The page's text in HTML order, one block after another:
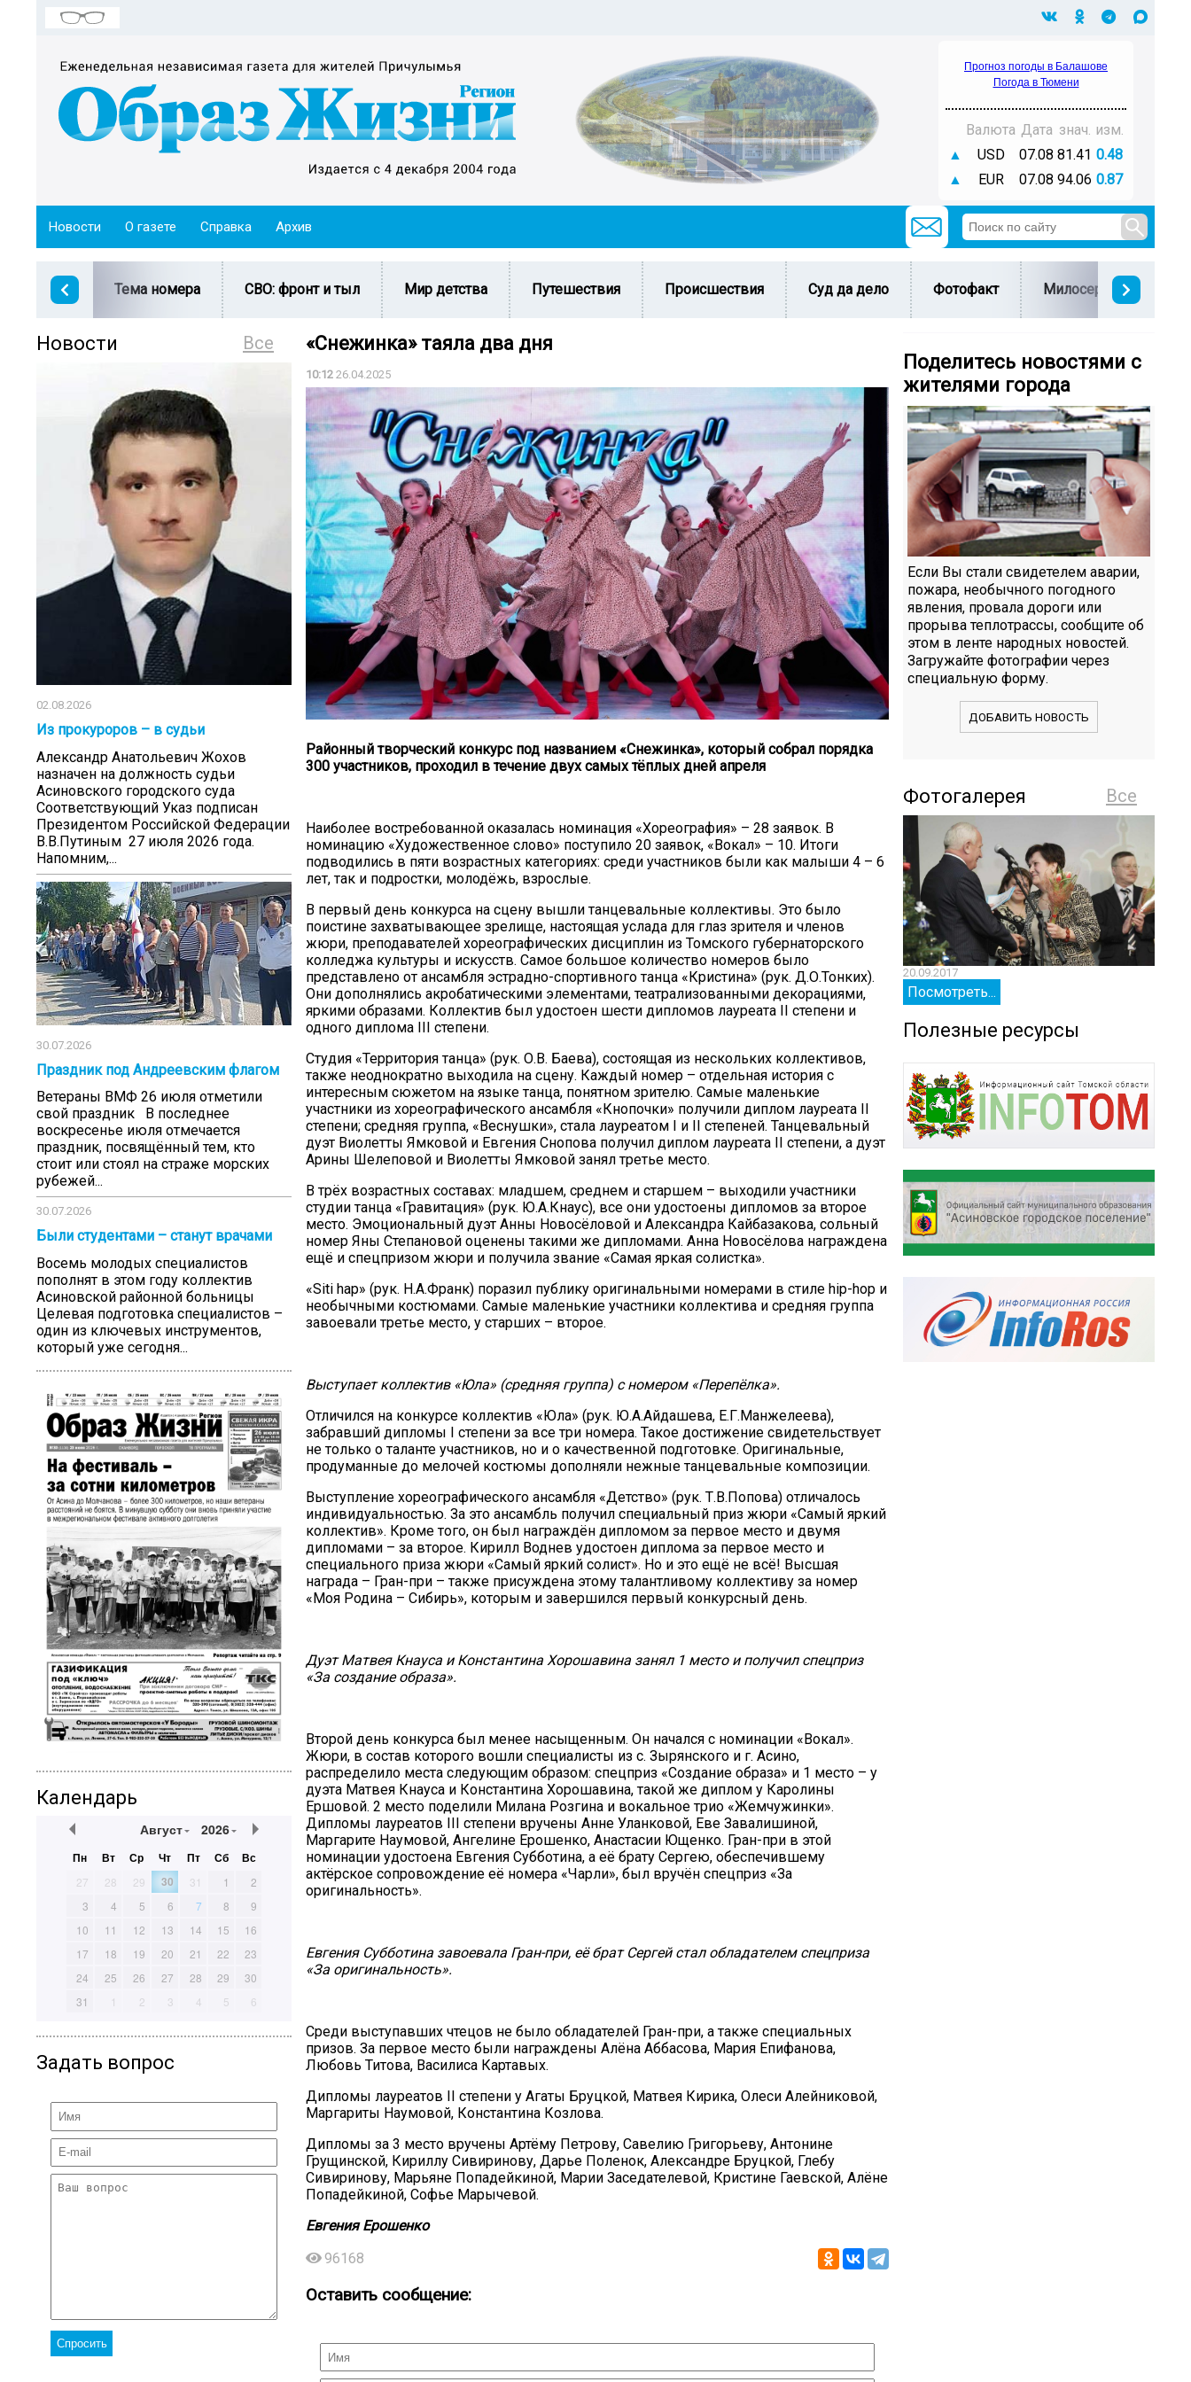
Прогноз погоды в Балашове
Погода в Тюмени
Валюта Дата знач. изм.
▲
USD 07.08 81.41 0.48
▲
EUR 07.08 94.06 0.87
Новости О газете Справка Архив
Тема номера СВО: фронт и тыл Мир детства Путешествия Происшествия Суд да дело Фотофакт Милосердие
Все
Новости
02.08.2026
Из прокуроров – в судьи
Александр Анатольевич Жохов
назначен на должность судьи
Асиновского городского суда
Соответствующий Указ подписан
Президентом Российской Федерации
В.В.Путиным 27 июля 2026 года.
Напомним,...
30.07.2026
Праздник под Андреевским флагом
Ветераны ВМФ 26 июля отметили
свой праздник В последнее
воскресенье июля отмечается
праздник, посвящённый тем, кто
стоит или стоял на страже морских
рубежей...
30.07.2026
Были студентами – станут врачами
Восемь молодых специалистов
пополнят в этом году коллектив
Асиновской районной больницы
Целевая подготовка специалистов –
один из ключевых инструментов,
который уже сегодня...
Календарь
Август 2026
Пн Вт Ср Чт Пт Сб Вс
27 28 29 30 31 1
2
3
4 5 6 7 8
9
10
11 12 13 14 15
16
17
18 19 20 21 22
23
24
25 26 27 28 29
30
31
1 2 3 4 5 6
Задать вопрос
«Снежинка» таяла два дня
10:12 26.04.2025
Районный творческий конкурс под названием «Снежинка», который собрал порядка
300 участников, проходил в течение двух самых тёплых дней апреля
Наиболее востребованной оказалась номинация «Хореография» – 28 заявок. В
номинацию «Художественное слово» поступило 20 заявок, «Вокал» – 10. Итоги
подводились в пяти возрастных категориях: среди участников были как малыши 4 – 6
лет, так и подростки, молодёжь, взрослые.
В первый день конкурса на сцену вышли танцевальные коллективы. Это было
поистине захватывающее зрелище, настоящая услада для глаз зрителя и членов
жюри, преподавателей хореографических дисциплин из Томского губернаторского
колледжа культуры и искусств. Самое большое количество номеров было
представлено от ансамбля эстрадно-спортивного танца «Кристина» (рук. Д.О.Тонких).
Они дополнялись акробатическими элементами, театрализованными декорациями,
яркими образами. Коллектив был удостоен шести дипломов лауреата II степени и
одного диплома III степени.
Студия «Территория танца» (рук. О.В. Баева), состоящая из нескольких коллективов,
также неоднократно выходила на сцену. Каждый номер – отдельная история с
интересным сюжетом на языке танца, понятном зрителю. Самые маленькие
участники из хореографического ансамбля «Кнопочки» получили диплом лауреата II
степени; средняя группа, «Веснушки», стала лауреатом I и II степеней. Танцевальный
дуэт Виолетты Ямковой и Евгения Снопова получил диплом лауреата II степени, а дуэт
Арины Шелеповой и Виолетты Ямковой занял третье место.
В трёх возрастных составах: младшем, среднем и старшем – выходили участники
студии танца «Гравитация» (рук. Ю.А.Кнаус), все они удостоены дипломов за второе
место. Эмоциональный дуэт Анны Новосёловой и Александра Кайбазакова, сольный
номер Яны Степановой оценены такими же дипломами. Анна Новосёлова награждена
ещё и спецпризом жюри и получила звание «Самая яркая солистка».
«Siti hap» (рук. Н.А.Франк) поразил публику оригинальными номерами в стиле hip-hop и
необычными костюмами. Самые маленькие участники коллектива и средняя группа
завоевали третье место, у старших – второе.
Выступает коллектив «Юла» (средняя группа) с номером «Перепёлка».
Отличился на конкурсе коллектив «Юла» (рук. Ю.А.Айдашева, Е.Г.Манжелеева),
забравший дипломы I степени за все три номера. Такое достижение свидетельствует
не только о таланте участников, но и о качественной подготовке. Оригинальные,
продуманные до мелочей костюмы дополняли нежные танцевальные композиции.
Выступление хореографического ансамбля «Детство» (рук. Т.В.Попова) отличалось
индивидуальностью. За это ансамбль получил специальный приз жюри «Самый яркий
коллектив». Кроме того, он был награждён дипломом за первое место и двумя
дипломами – за второе. Кирилл Воднев удостоен диплома за первое место и
специального приза жюри «Самый яркий солист». Но и это ещё не всё! Высшая
награда – Гран-при – также присуждена этому талантливому коллективу за номер
«Моя Родина – Сибирь», которым и завершился первый конкурсный день.
Дуэт Матвея Кнауса и Константина Хорошавина занял 1 место и получил спецприз
«За создание образа».
Второй день конкурса был менее насыщенным. Он начался с номинации «Вокал».
Жюри, в состав которого вошли специалисты из с. Зырянского и г. Асино,
распределило места следующим образом: спецприз «Создание образа» и 1 место – у
дуэта Матвея Кнауса и Константина Хорошавина, такой же диплом у Каролины
Ершовой. 2 место поделили Милана Розгина и вокальное трио «Жемчужинки».
Дипломы лауреатов III степени вручены Анне Уланковой, Еве Завалишиной,
Маргарите Наумовой, Ангелине Ерошенко, Анастасии Ющенко. Гран-при в этой
номинации удостоена Евгения Субботина, а её брату Сергею, обеспечившему
актёрское сопровождение её номера «Чарли», был вручён спецприз «За
оригинальность».
Евгения Субботина завоевала Гран-при, её брат Сергей стал обладателем спецприза
«За оригинальность».
Среди выступавших чтецов не было обладателей Гран-при, а также специальных
призов. За первое место были награждены Алёна Аббасова, Мария Епифанова,
Любовь Титова, Василиса Картавых.
Дипломы лауреатов II степени у Агаты Бруцкой, Матвея Кирика, Олеси Алейниковой,
Маргариты Наумовой, Константина Козлова.
Дипломы за 3 место вручены Артёму Петрову, Савелию Григорьеву, Антонине
Грущинской, Кириллу Сивиринову, Дарье Поленок, Александре Бруцкой, Глебу
Сивиринову, Марьяне Попадейкиной, Марии Заседателевой, Кристине Гаевской, Алёне
Попадейкиной, Софье Марычевой.
ЕвгенияЕрошенко
96168
Оставить сообщение:
Поделитесь новостями с
жителями города
Если Вы стали свидетелем аварии,
пожара, необычного погодного
явления, провала дороги или
прорыва теплотрассы, сообщите об
этом в ленте народных новостей.
Загружайте фотографии через
специальную форму.
ДОБАВИТЬ НОВОСТЬ
Все
Фотогалерея
20.09.2017
Посмотреть...
20.09.2017
Посмотреть...
Полезные ресурсы